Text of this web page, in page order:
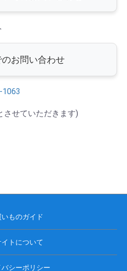
のお問い合わせ
させていただきます)
いものガイド
イトについて
バシーポリシー